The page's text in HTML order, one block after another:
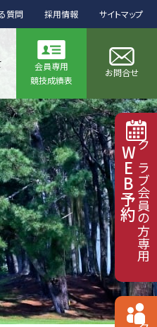
質問 採用情報 サイトマップ
会員専用
競技成績表
お問合せ
クラブ会員の方専用
WEB予約